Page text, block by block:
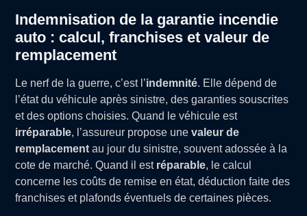
Indemnisation de la garantie incendie
auto : calcul, franchises et valeur de
remplacement
Le nerf de la guerre, c’est l’indemnité. Elle dépend de
l’état du véhicule après sinistre, des garanties souscrites
et des options choisies. Quand le véhicule est
irréparable, l’assureur propose unevaleur de
remplacement au jour du sinistre, souvent adossée à la
cote de marché. Quand il est réparable, le calcul
concerne les coûts de remise en état, déduction faite des
franchises et plafonds éventuels de certaines pièces.